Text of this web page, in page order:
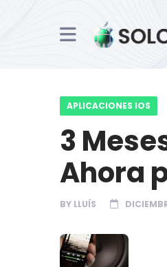
APLICACIONES IOS
3
Ahora
BY LLUÍS